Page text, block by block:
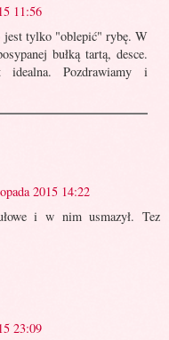
11:56
jest tylko "oblepić" rybę. W
bułką tartą, desce.
idealna. Pozdrawiamy i
2015 14:22
i w nim usmazył. Tez
23:09